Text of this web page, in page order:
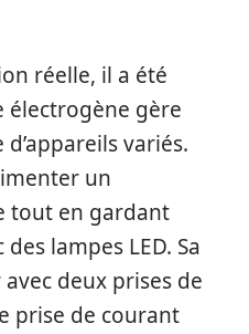
réelle, il a été
électrogène gère
variés.
un
tout en gardant
lampes LED. Sa
deux prises de
prise de courant